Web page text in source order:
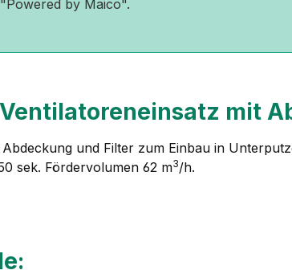
by Maico".
mit
und Filter zum Einbau in
sek. Fördervolumen 62 m3/h.